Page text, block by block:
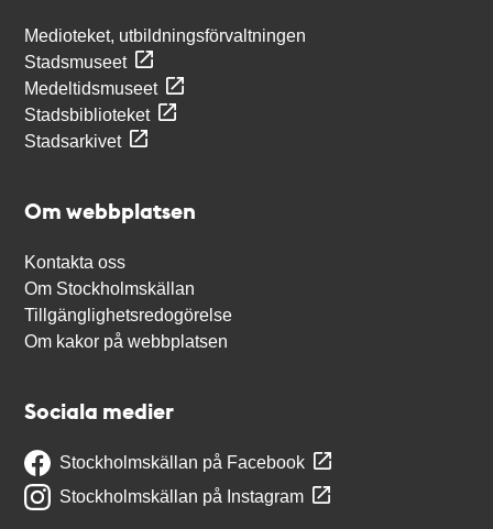
Medioteket, utbildningsförvaltningen
Stadsmuseet
Medeltidsmuseet
Stadsbiblioteket
Stadsarkivet
Om webbplatsen
Kontakta oss
Om Stockholmskällan
Tillgänglighetsredogörelse
Om kakor på webbplatsen
Sociala medier
Stockholmskällan på Facebook
Stockholmskällan på Instagram